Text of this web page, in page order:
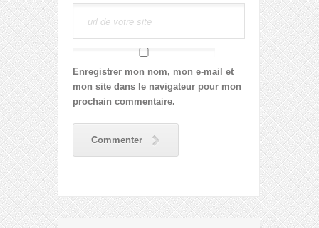
Enregistrer mon nom, mon e-mail et
mon site dans le navigateur pour mon
prochain commentaire.
Commenter